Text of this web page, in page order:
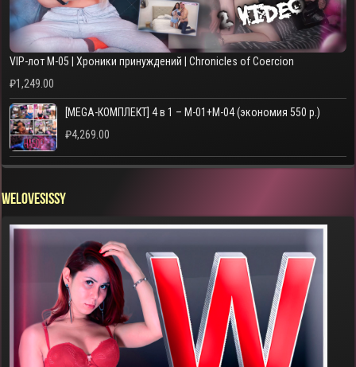
VIP-лот M-05 | Хроники принуждений | Chronicles of Coercion
₽1,249.00
[MEGA-КОМПЛЕКТ] 4 в 1 – M-01+M-04 (экономия 550 р.)
₽4,269.00
WELOVESISSY